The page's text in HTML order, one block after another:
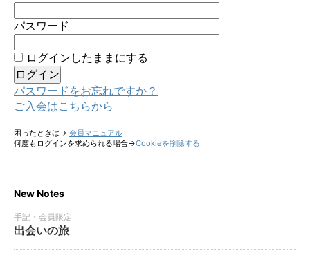
パスワード
ログインしたままにする
パスワードをお忘れですか？
ご入会はこちらから
困ったときは→ 会員マニュアル
何度もログインを求められる場合→Cookieを削除する
New Notes
手記・会員限定
出会いの旅